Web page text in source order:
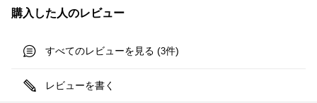
購入した人のレビュー
すべてのレビューを見る (3件)
レビューを書く